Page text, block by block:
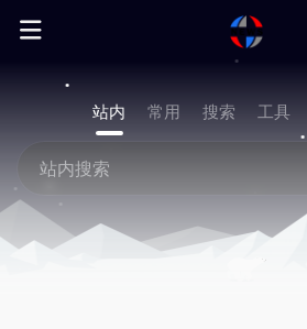
站内 常用 搜索 工具